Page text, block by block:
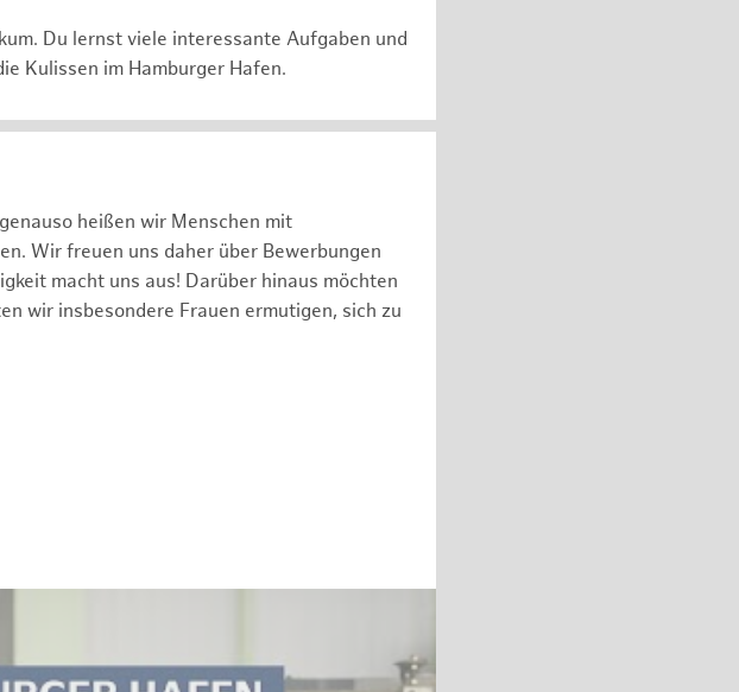
Du lernst viele interessante Aufgaben und
Kulissen im Hamburger Hafen.
heißen wir Menschen mit
Wir freuen uns daher über Bewerbungen
macht uns aus! Darüber hinaus möchten
wir insbesondere Frauen ermutigen, sich zu